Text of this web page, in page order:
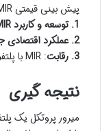
پیش بینی قیمتی MIR یک کار چالش برانگیز است و در صنعت ارز رمزنگاری هر پیش بینی با خطرات بالایی همراه است.
1. توسعه و کاربرد MIR
2. عملکرد اقتصادی جهانی
3. رقابت
: MIR با پلتفرم های DeFi دیگر رقابت می کند و عملکرد این رقبا نیز می تواند بر قیمت MIR اثر بگذارد.
نتیجه گیری